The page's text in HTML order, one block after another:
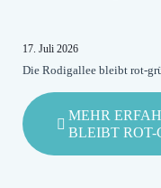
17. Juli 2026
Die Rodigallee bleibt rot-
MEHR
BLEIBT ROT-